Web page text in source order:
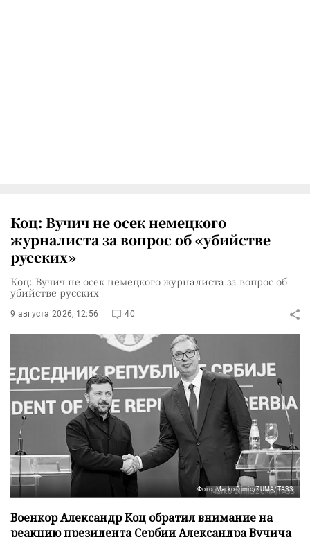
Коц: Вучич не осек немецкого
журналиста за вопрос об «убийстве
русских»
Коц: Вучич не осек немецкого журналиста за вопрос об
убийстве русских
9 августа 2026, 12:56 40
Фото: Marko Dimic/ZUMA/TASS
Военкор Александр Коц обратил внимание на
реакцию президента Сербии Александра Вучича